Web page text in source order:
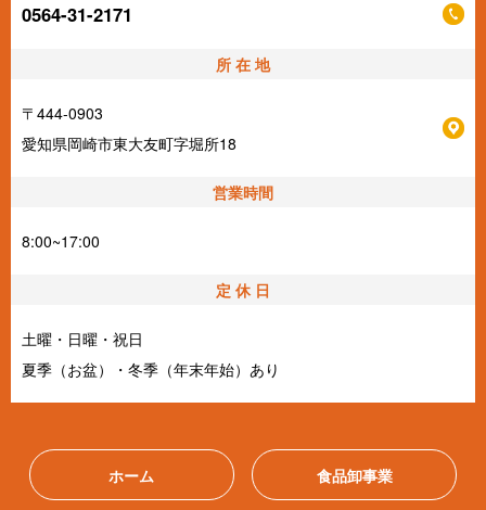
0564-31-2171
所 在 地
〒444-0903
愛知県岡崎市東大友町字堀所18
営業時間
8:00~17:00
定 休 日
土曜・日曜・祝日
夏季（お盆）・冬季（年末年始）あり
ホーム 食品卸事業